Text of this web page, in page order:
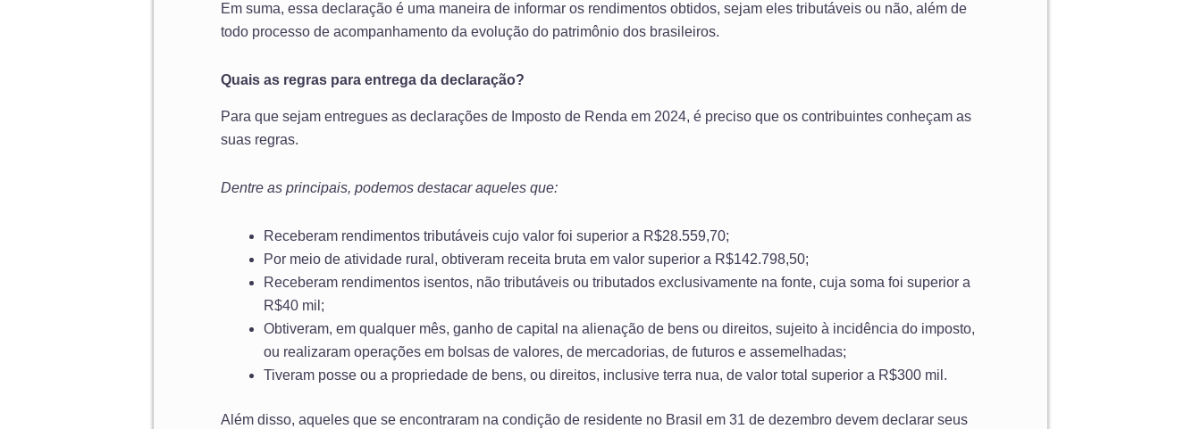
Em suma, essa declaração é uma maneira de informar os rendimentos obtidos, sejam eles tributáveis ou não, além de
todo processo de acompanhamento da evolução do patrimônio dos brasileiros.
Quais as regras para entrega da declaração?
Para que sejam entregues as declarações de Imposto de Renda em 2024, é preciso que os contribuintes conheçam as
suas regras.
Dentre as principais, podemos destacar aqueles que:
Receberam rendimentos tributáveis cujo valor foi superior a R$28.559,70;
Por meio de atividade rural, obtiveram receita bruta em valor superior a R$142.798,50;
Receberam rendimentos isentos, não tributáveis ou tributados exclusivamente na fonte, cuja soma foi superior a
R$40 mil;
Obtiveram, em qualquer mês, ganho de capital na alienação de bens ou direitos, sujeito à incidência do imposto,
ou realizaram operações em bolsas de valores, de mercadorias, de futuros e assemelhadas;
Tiveram posse ou a propriedade de bens, ou direitos, inclusive terra nua, de valor total superior a R$300 mil.
Além disso, aqueles que se encontraram na condição de residente no Brasil em 31 de dezembro devem declarar seus